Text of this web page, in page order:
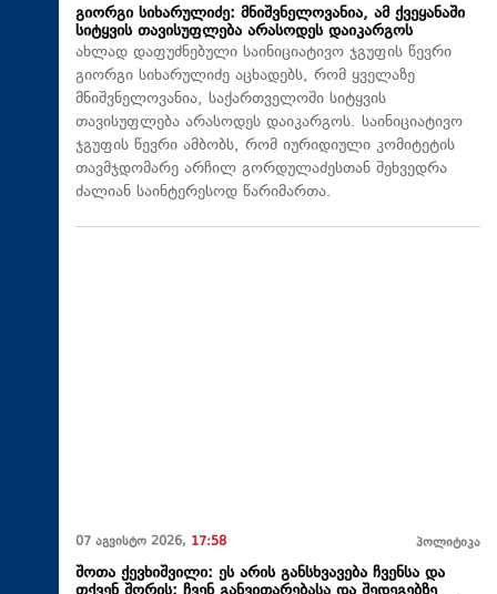
გიორგი სიხარულიძე: მნიშვნელოვანია, ამ ქვეყანაში
სიტყვის თავისუფლება არასოდეს დაიკარგოს
ახლად დაფუძნებული საინიციატივო ჯგუფის წევრი
გიორგი სიხარულიძე აცხადებს, რომ ყველაზე
მნიშვნელოვანია, საქართველოში სიტყვის
თავისუფლება არასოდეს დაიკარგოს. საინიციატივო
ჯგუფის წევრი ამბობს, რომ იურიდიული კომიტეტის
თავმჯდომარე არჩილ გორდულაძესთან შეხვედრა
ძალიან საინტერესოდ წარიმართა.
07 აგვისტო 2026, 17:58 პოლიტიკა
შოთა ქევხიშვილი: ეს არის განსხვავება ჩვენსა და